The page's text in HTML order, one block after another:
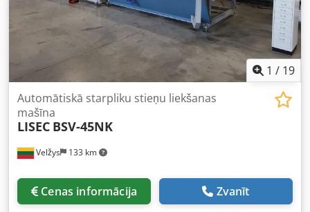
1 / 19
Velžys 133 km
Automātiskā starpliku stieņu liekšanas
mašīna
LISEC BSV-45NK
Cenas informācija Zvanīt